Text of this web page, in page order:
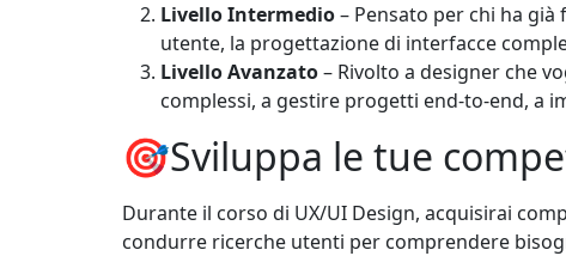
Livello Intermedio– Pensato per chi ha
utente, la progettazione di interfacce
Livello Avanzato– Rivolto a designer che
complessi, a gestire progetti end-to-end, a
🎯Sviluppa le tue
Durante il corso di UX/UI Design, acquisirai
condurre ricerche utenti per comprendere